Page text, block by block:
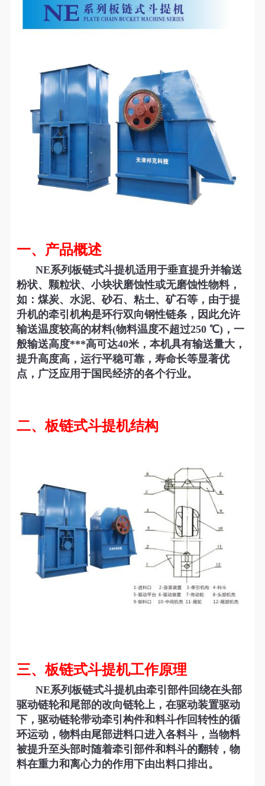
一、产品概述
NE系列板链式斗提机适用于垂直提升并输送
粉状、颗粒状、小块状磨蚀性或无磨蚀性物料，
如：煤炭、水泥、砂石、粘土、矿石等，由于提
升机的牵引机构是环行双向钢性链条，因此允许
输送温度较高的材料(物料温度不超过250 ℃)，一
般输送高度***高可达40米，本机具有输送量大，
提升高度高，运行平稳可靠，寿命长等显著优
点，广泛应用于国民经济的各个行业。
二、板链式斗提机结构
三、板链式斗提机工作原理
NE系列板链式斗提机由牵引部件回绕在头部
驱动链轮和尾部的改向链轮上，在驱动装置驱动
下，驱动链轮带动牵引构件和料斗作回转性的循
环运动，物料由尾部进料口进入各料斗，当物料
被提升至头部时随着牵引部件和料斗的翻转，物
料在重力和离心力的作用下由出料口排出。